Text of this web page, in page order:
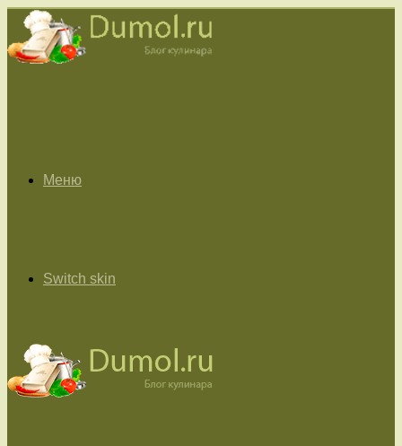
Меню
Switch skin